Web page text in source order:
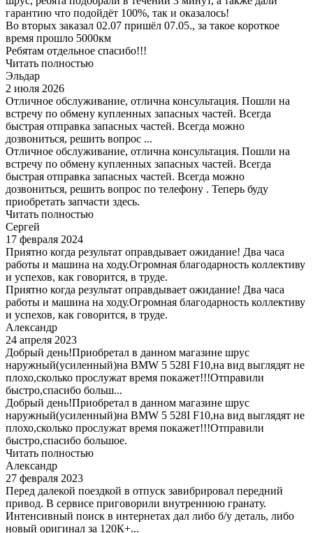
гарантию что подойдёт 100%, так и оказалось!
Во вторых заказал 02.07 пришёл 07.05., за такое короткое
время прошло 5000км
Ребятам отдельное спасибо!!!
Читать полностью
Эльдар
2 июля 2026
Отличное обслуживание, отлична консультация. Пошли на
встречу по обмену купленных запасных частей. Всегда
быстрая отправка запасных частей. Всегда можно
дозвониться, решить вопрос ...
Отличное обслуживание, отлична консультация. Пошли на
встречу по обмену купленных запасных частей. Всегда
быстрая отправка запасных частей. Всегда можно
дозвониться, решить вопрос по телефону . Теперь буду
приобретать запчасти здесь.
Читать полностью
Сергей
17 февраля 2024
Приятно когда результат оправдывает ожидание! Два часа
работы и машина на ходу.Огромная благодарность коллективу
и успехов, как говорится, в труде.
Приятно когда результат оправдывает ожидание! Два часа
работы и машина на ходу.Огромная благодарность коллективу
и успехов, как говорится, в труде.
Александр
24 апреля 2023
Добрый день!Приобретал в данном магазине шрус
наружный(усиленный)на BMW 5 528I F10,на вид выглядят не
плохо,сколько прослужат время покажет!!!Отправили
быстро,спасибо больш...
Добрый день!Приобретал в данном магазине шрус
наружный(усиленный)на BMW 5 528I F10,на вид выглядят не
плохо,сколько прослужат время покажет!!!Отправили
быстро,спасибо большое.
Читать полностью
Александр
27 февраля 2023
Перед далекой поездкой в отпуск завибрировал передний
привод. В сервисе приговорили внутреннюю гранату.
Интенсивный поиск в интернетах дал либо б/у деталь, либо
новый оригинал за 120К+...